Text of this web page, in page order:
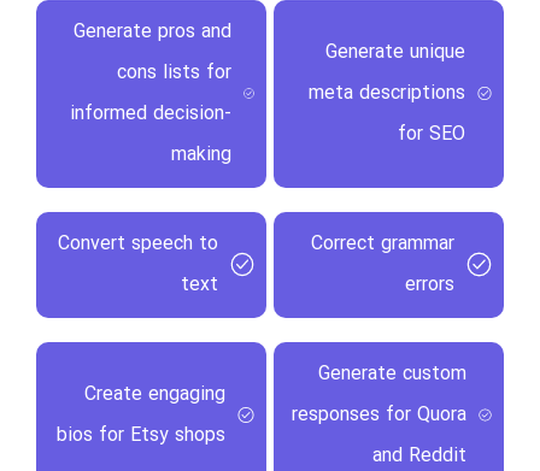
Generate unique
meta descriptions
for SEO
Generate pros and
cons lists for
informed decision-
making
Correct grammar
errors
Convert speech to
text
Generate custom
responses for Quora
and Reddit
Create engaging
bios for Etsy shops